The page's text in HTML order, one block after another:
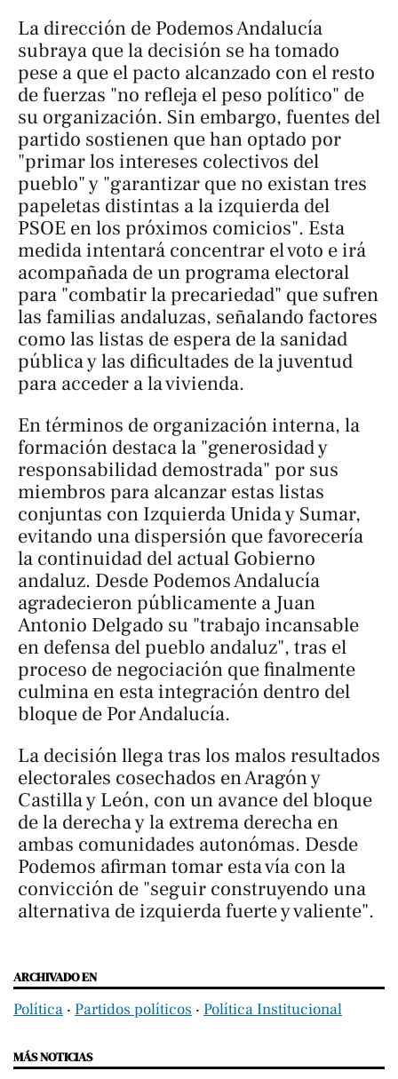
La dirección de Podemos Andalucía
subraya que la decisión se ha tomado
pese a que el pacto alcanzado con el resto
de fuerzas "no refleja el peso político" de
su organización. Sin embargo, fuentes del
partido sostienen que han optado por
"primar los intereses colectivos del
pueblo" y "garantizar que no existan tres
papeletas distintas a la izquierda del
PSOE en los próximos comicios". Esta
medida intentará concentrar el voto e irá
acompañada de un programa electoral
para "combatir la precariedad" que sufren
las familias andaluzas, señalando factores
como las listas de espera de la sanidad
pública y las dificultades de la juventud
para acceder a la vivienda.
En términos de organización interna, la
formación destaca la "generosidad y
responsabilidad demostrada" por sus
miembros para alcanzar estas listas
conjuntas con Izquierda Unida y Sumar,
evitando una dispersión que favorecería
la continuidad del actual Gobierno
andaluz. Desde Podemos Andalucía
agradecieron públicamente a Juan
Antonio Delgado su "trabajo incansable
en defensa del pueblo andaluz", tras el
proceso de negociación que finalmente
culmina en esta integración dentro del
bloque de Por Andalucía.
La decisión llega tras los malos resultados
electorales cosechados en Aragón y
Castilla y León, con un avance del bloque
de la derecha y la extrema derecha en
ambas comunidades autonómas. Desde
Podemos afirman tomar esta vía con la
convicción de "seguir construyendo una
alternativa de izquierda fuerte y valiente".
ARCHIVADO EN
Política ‧ Partidos políticos ‧ Política Institucional
MÁS NOTICIAS